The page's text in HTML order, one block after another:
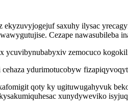
ekyzuvyjogejuf saxuhy ilysac
Cezape nawasubileba
ycuvibynubabyxiv zemocuco
ydurimotucobyw
qoty ky ugituwugahyvuk
xunydyweviko